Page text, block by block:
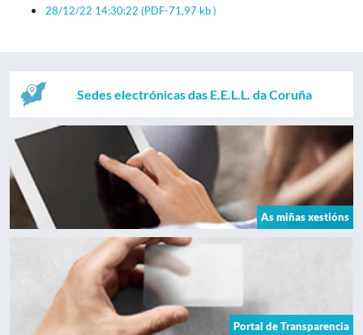
28/12/22 14:30:22 (PDF-71,97 kb )
Sedes electrónicas das E.E.L.L. da Coruña
As miñas xestións
Portal de Transparencia